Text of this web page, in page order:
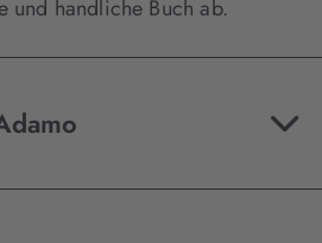
und handliche Buch ab.